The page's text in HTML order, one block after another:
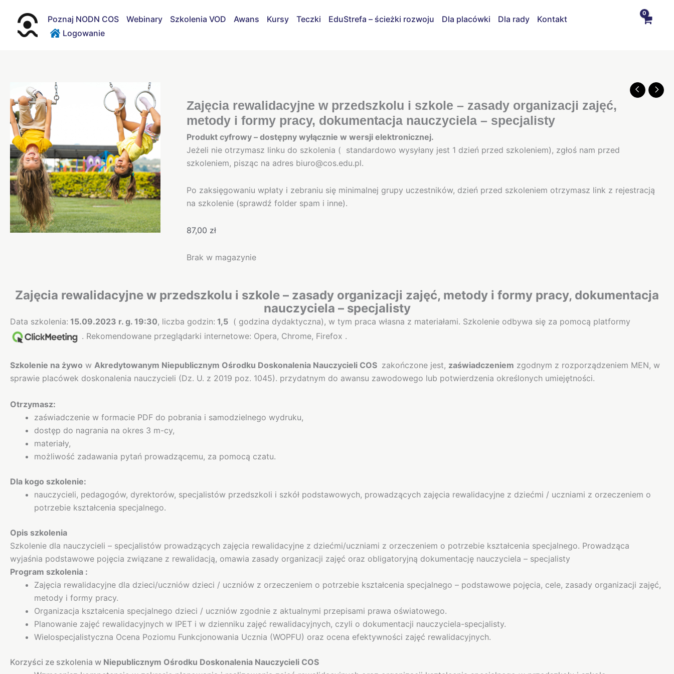
treści
Poznaj NODN COS Webinary Szkolenia VOD Awans Kursy Teczki EduStrefa – ścieżki rozwoju Dla placówki Dla rady
Kontakt
Logowanie
Zajęcia rewalidacyjne w przedszkolu i szkole – zasady organizacji zajęć,
metody i formy pracy, dokumentacja nauczyciela – specjalisty
Produkt cyfrowy – dostępny wyłącznie w wersji elektronicznej.
Jeżeli nie otrzymasz linku do szkolenia ( standardowo wysyłany jest 1 dzień przed szkoleniem), zgłoś nam przed
szkoleniem, pisząc na adres biuro@cos.edu.pl.
Po zaksięgowaniu wpłaty i zebraniu się minimalnej grupy uczestników, dzień przed szkoleniem otrzymasz link z rejestracją
na szkolenie (sprawdź folder spam i inne).
87,00 zł
Brak w magazynie
Zajęcia rewalidacyjne w przedszkolu i szkole – zasady organizacji zajęć, metody i formy pracy, dokumentacja
nauczyciela – specjalisty
Data szkolenia: 15.09.2023 r. g. 19:30, liczba godzin: 1,5 ( godzina dydaktyczna), w tym praca własna z materiałami. Szkolenie odbywa się za pomocą platformy
. Rekomendowane przeglądarki internetowe: Opera, Chrome, Firefox .
Szkolenie na żywo w Akredytowanym Niepublicznym Ośrodku Doskonalenia Nauczycieli COS zakończone jest, zaświadczeniem zgodnym z rozporządzeniem MEN, w
sprawie placówek doskonalenia nauczycieli (Dz. U. z 2019 poz. 1045). przydatnym do awansu zawodowego lub potwierdzenia określonych umiejętności.
Otrzymasz:
zaświadczenie w formacie PDF do pobrania i samodzielnego wydruku,
dostęp do nagrania na okres 3 m-cy,
materiały,
możliwość zadawania pytań prowadzącemu, za pomocą czatu.
Dla kogo szkolenie:
nauczycieli, pedagogów, dyrektorów, specjalistów przedszkoli i szkół podstawowych, prowadzących zajęcia rewalidacyjne z dziećmi / uczniami z orzeczeniem o
potrzebie kształcenia specjalnego.
Opis szkolenia
Szkolenie dla nauczycieli – specjalistów prowadzących zajęcia rewalidacyjne z dziećmi/uczniami z orzeczeniem o potrzebie kształcenia specjalnego. Prowadząca
wyjaśnia podstawowe pojęcia związane z rewalidacją, omawia zasady organizacji zajęć oraz obligatoryjną dokumentację nauczyciela – specjalisty
Program szkolenia :
Zajęcia rewalidacyjne dla dzieci/uczniów dzieci / uczniów z orzeczeniem o potrzebie kształcenia specjalnego – podstawowe pojęcia, cele, zasady organizacji zajęć,
metody i formy pracy.
Organizacja kształcenia specjalnego dzieci / uczniów zgodnie z aktualnymi przepisami prawa oświatowego.
Planowanie zajęć rewalidacyjnych w IPET i w dzienniku zajęć rewalidacyjnych, czyli o dokumentacji nauczyciela-specjalisty.
Wielospecjalistyczna Ocena Poziomu Funkcjonowania Ucznia (WOPFU) oraz ocena efektywności zajęć rewalidacyjnych.
Korzyści ze szkolenia w Niepublicznym Ośrodku Doskonalenia Nauczycieli COS